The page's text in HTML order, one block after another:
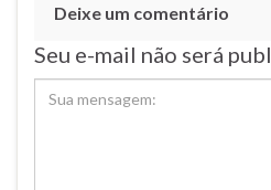
Deixe um comentário
Seu e-mail não será